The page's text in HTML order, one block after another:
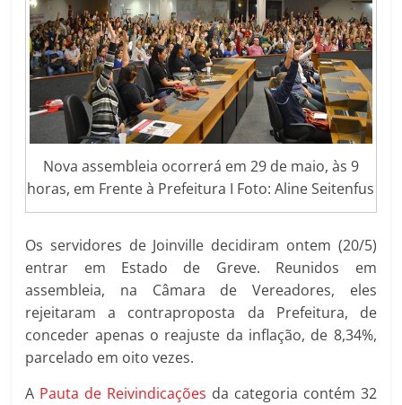
Nova assembleia ocorrerá em 29 de maio, às 9
horas, em Frente à Prefeitura I Foto: Aline Seitenfus
Os servidores de Joinville decidiram ontem (20/5)
entrar em Estado de Greve. Reunidos em
assembleia, na Câmara de Vereadores, eles
rejeitaram a contraproposta da Prefeitura, de
conceder apenas o reajuste da inflação, de 8,34%,
parcelado em oito vezes.
A Pauta de Reivindicações da categoria contém 32